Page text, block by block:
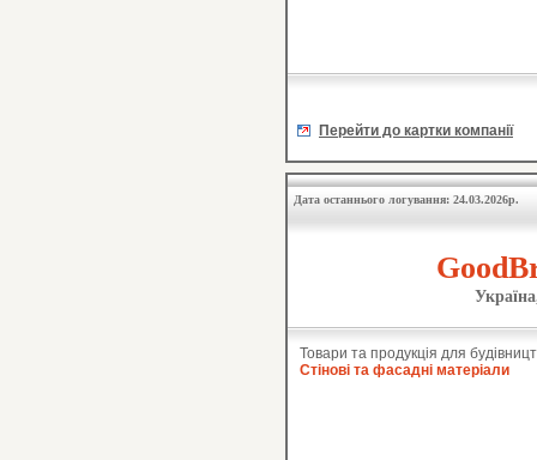
Перейти до картки компанії
Дата останнього логування: 24.03.2026р.
Товари та продукція для
Стінові та фасадні матеріали